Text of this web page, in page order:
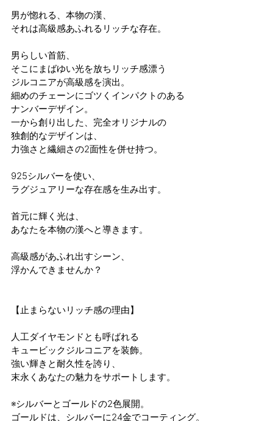
男が惚れる、本物の漢、
それは高級感あふれるリッチな存在。
男らしい首筋、
そこにまばゆい光を放ちリッチ感漂う
ジルコニアが高級感を演出。
細めのチェーンにゴツくインパクトのある
ナンバーデザイン。
一から創り出した、完全オリジナルの
独創的なデザインは、
力強さと繊細さの2面性を併せ持つ。
925シルバーを使い、
ラグジュアリーな存在感を生み出す。
首元に輝く光は、
あなたを本物の漢へと導きます。
高級感があふれ出すシーン、
浮かんできませんか？
【止まらないリッチ感の理由】
人工ダイヤモンドとも呼ばれる
キュービックジルコニアを装飾。
強い輝きと耐久性を誇り、
末永くあなたの魅力をサポートします。
※シルバーとゴールドの2色展開。
ゴールドは、シルバーに24金でコーティング。